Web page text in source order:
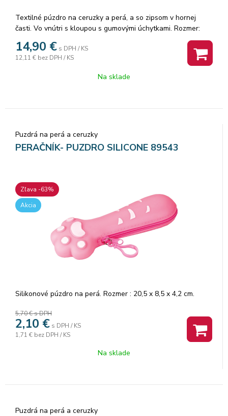
Textilné púzdro na ceruzky a perá, a so zipsom v hornej
časti. Vo vnútri s kloupou s gumovými úchytkami. Rozmer:
14,90 € s DPH / KS
12,11 € bez DPH / KS
Na sklade
Puzdrá na perá a ceruzky
PERAČNÍK- PUZDRO SILICONE 89543
Zľava -63%
Akcia
Silikonové púzdro na perá. Rozmer : 20,5 x 8,5 x 4,2 cm.
5,70 €s DPH
2,10 € s DPH / KS
1,71 € bez DPH / KS
Na sklade
Puzdrá na perá a ceruzky